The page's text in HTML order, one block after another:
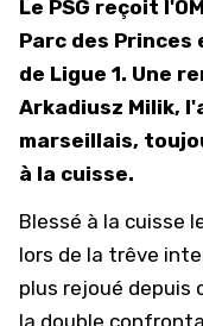
Le PSG reçoit
Parc des
de Ligue 1. Une
Arkadiusz Milik,
marseillais,
à la cuisse.
Blessé à la cuisse
lors de la trêve
plus rejoué
la double